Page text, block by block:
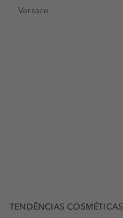
Versace
TENDÊNCIAS COSMÉTICAS